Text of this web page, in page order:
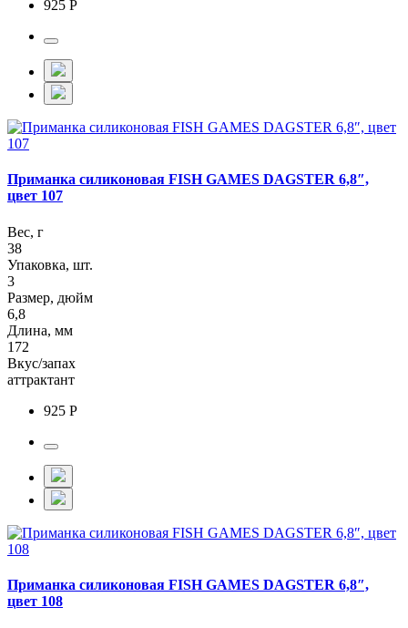
925 Р
Приманка силиконовая FISH GAMES DAGSTER 6,8″,
цвет 107
Вес, г
38
Упаковка, шт.
3
Размер, дюйм
6,8
Длина, мм
172
Вкус/запах
аттрактант
925 Р
Приманка силиконовая FISH GAMES DAGSTER 6,8″,
цвет 108